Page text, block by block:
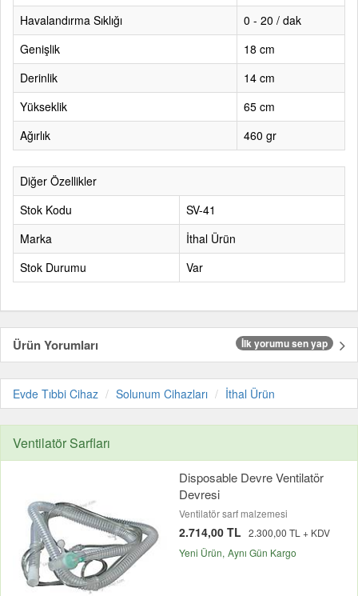
Havalandırma Sıklığı
0 - 20 / dak
Genişlik
18 cm
Derinlik
14 cm
Yükseklik
65 cm
Ağırlık
460 gr
Diğer Özellikler
Stok Kodu
SV-41
Marka
İthal Ürün
Stok Durumu
Var
Ürün Yorumları İlk yorumu sen yap
Evde Tıbbi Cihaz Solunum Cihazları İthal Ürün
Ventilatör Sarfları
Disposable Devre Ventilatör
Devresi
Ventilatör sarf malzemesi
2.714,00 TL 2.300,00 TL + KDV
Yeni Ürün Aynı Gün Kargo